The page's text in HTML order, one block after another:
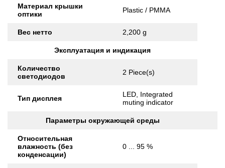
Материал крышки
оптики
Plastic / PMMA
Вес нетто 2,200 g
Эксплуатация и индикация
Количество
светодиодов
2 Piece(s)
Тип дисплея
LED, Integrated
muting indicator
Параметры окружающей среды
Относительная
влажность (без
конденсации)
0 ... 95 %